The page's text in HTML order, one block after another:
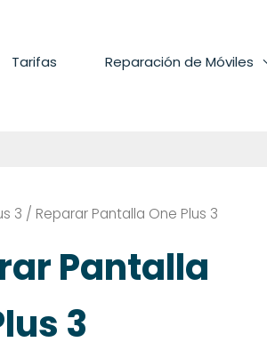
Tarifas Reparación de Móviles
3 / Reparar Pantalla One Plus 3
Pantalla
3